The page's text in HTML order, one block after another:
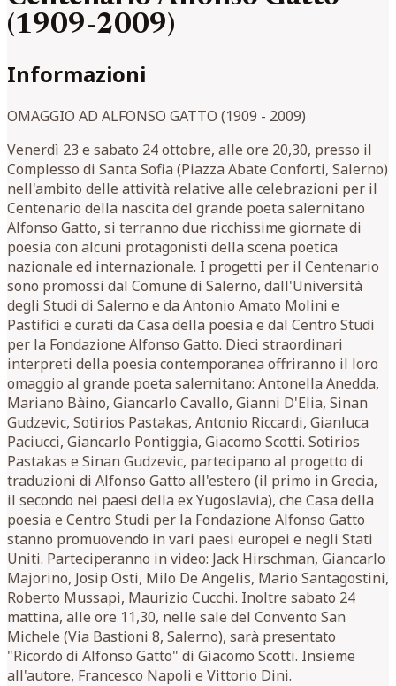
(1909-2009)
Informazioni
OMAGGIO AD ALFONSO GATTO (1909 - 2009)
Venerdì 23 e sabato 24 ottobre, alle ore 20,30, presso il
Complesso di Santa Sofia (Piazza Abate Conforti, Salerno)
nell'ambito delle attività relative alle celebrazioni per il
Centenario della nascita del grande poeta salernitano
Alfonso Gatto, si terranno due ricchissime giornate di
poesia con alcuni protagonisti della scena poetica
nazionale ed internazionale. I progetti per il Centenario
sono promossi dal Comune di Salerno, dall'Università
degli Studi di Salerno e da Antonio Amato Molini e
Pastifici e curati da Casa della poesia e dal Centro Studi
per la Fondazione Alfonso Gatto. Dieci straordinari
interpreti della poesia contemporanea offriranno il loro
omaggio al grande poeta salernitano: Antonella Anedda,
Mariano Bàino, Giancarlo Cavallo, Gianni D'Elia, Sinan
Gudzevic, Sotirios Pastakas, Antonio Riccardi, Gianluca
Paciucci, Giancarlo Pontiggia, Giacomo Scotti. Sotirios
Pastakas e Sinan Gudzevic, partecipano al progetto di
traduzioni di Alfonso Gatto all'estero (il primo in Grecia,
il secondo nei paesi della ex Yugoslavia), che Casa della
poesia e Centro Studi per la Fondazione Alfonso Gatto
stanno promuovendo in vari paesi europei e negli Stati
Uniti. Parteciperanno in video: Jack Hirschman, Giancarlo
Majorino, Josip Osti, Milo De Angelis, Mario Santagostini,
Roberto Mussapi, Maurizio Cucchi. Inoltre sabato 24
mattina, alle ore 11,30, nelle sale del Convento San
Michele (Via Bastioni 8, Salerno), sarà presentato
"Ricordo di Alfonso Gatto" di Giacomo Scotti. Insieme
all'autore, Francesco Napoli e Vittorio Dini.